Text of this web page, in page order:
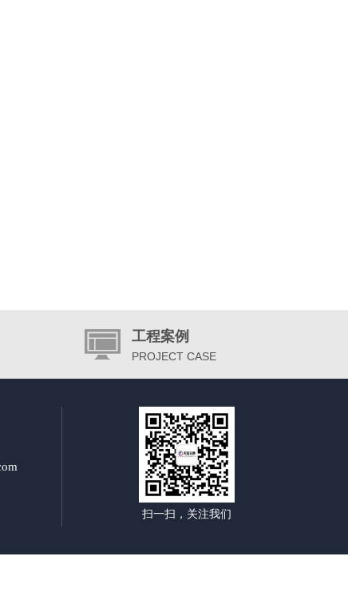
工程案例
PROJECT CASE
扫一扫，关注我们